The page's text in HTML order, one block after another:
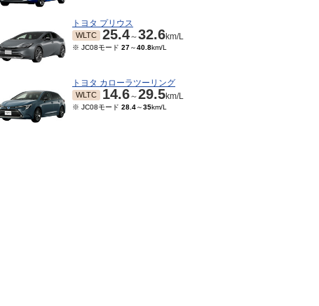
トヨタ プリウス
WLTC 25.4～32.6km/L
※ JC08モード 27～40.8km/L
トヨタ カローラツーリング
WLTC 14.6～29.5km/L
※ JC08モード 28.4～35km/L